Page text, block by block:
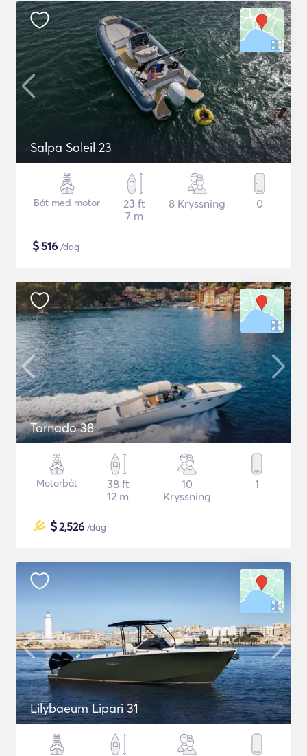
Salpa Soleil 23
Båt med motor
23 ft
7 m
8 Kryssning 0
$516 /dag
Tornado 38
Motorbåt
38 ft
12 m
10
Kryssning
1
$2,526 /dag
Lilybaeum Lipari 31